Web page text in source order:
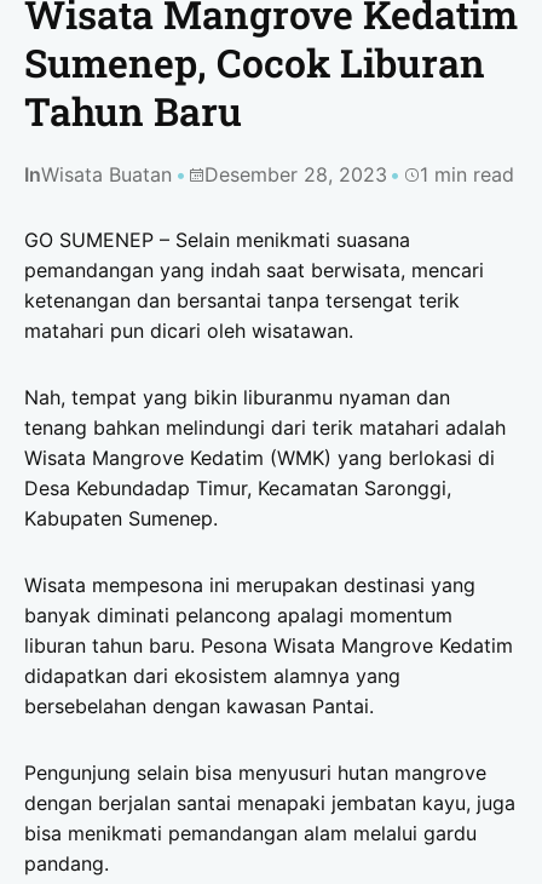
Wisata Mangrove Kedatim
Sumenep, Cocok Liburan
Tahun Baru
InWisata Buatan Desember 28, 2023 1 min read
GO SUMENEP – Selain menikmati suasana
pemandangan yang indah saat berwisata, mencari
ketenangan dan bersantai tanpa tersengat terik
matahari pun dicari oleh wisatawan.
Nah, tempat yang bikin liburanmu nyaman dan
tenang bahkan melindungi dari terik matahari adalah
Wisata Mangrove Kedatim (WMK) yang berlokasi di
Desa Kebundadap Timur, Kecamatan Saronggi,
Kabupaten Sumenep.
Wisata mempesona ini merupakan destinasi yang
banyak diminati pelancong apalagi momentum
liburan tahun baru. Pesona Wisata Mangrove Kedatim
didapatkan dari ekosistem alamnya yang
bersebelahan dengan kawasan Pantai.
Pengunjung selain bisa menyusuri hutan mangrove
dengan berjalan santai menapaki jembatan kayu, juga
bisa menikmati pemandangan alam melalui gardu
pandang.